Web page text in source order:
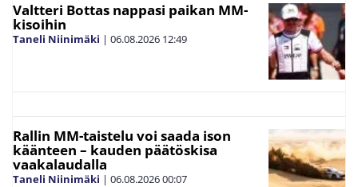
Valtteri Bottas nappasi paikan MM-
kisoihin
Taneli Niinimäki | 06.08.2026 12:49
Rallin MM-taistelu voi saada ison
käänteen – kauden päätöskisa
vaakalaudalla
Taneli Niinimäki | 06.08.202600:07